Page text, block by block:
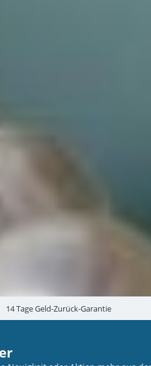
14 Tage Geld-Zurück-Garantie